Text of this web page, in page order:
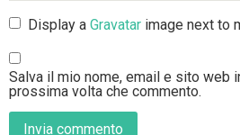
Display aGravatar image next to
Salva il mio nome, email e sito web
prossima volta che commento.